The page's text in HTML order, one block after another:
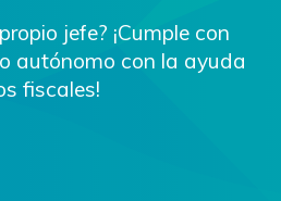
jefe? ¡Cumple con
autónomo con la ayuda
fiscales!